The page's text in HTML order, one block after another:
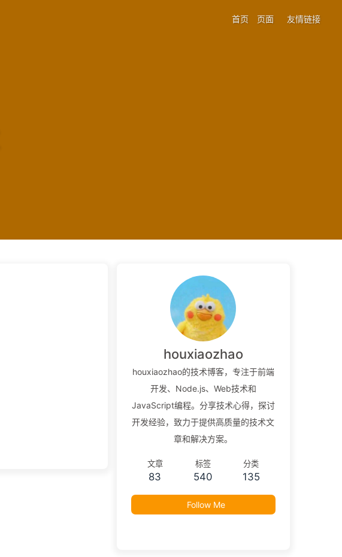
首页 页面 友情链接
houxiaozhao
houxiaozhao的技术博客，专注于前端
开发、Node.js、Web技术和
JavaScript编程。分享技术心得，探讨
开发经验，致力于提供高质量的技术文
章和解决方案。
文章
83
标签
540
分类
135
Follow Me